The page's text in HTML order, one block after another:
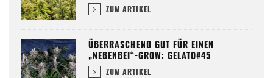
ZUM ARTIKEL
ÜBERRASCHEND GUT FÜR EINEN
„NEBENBEI“-GROW: GELATO#45
ZUM ARTIKEL